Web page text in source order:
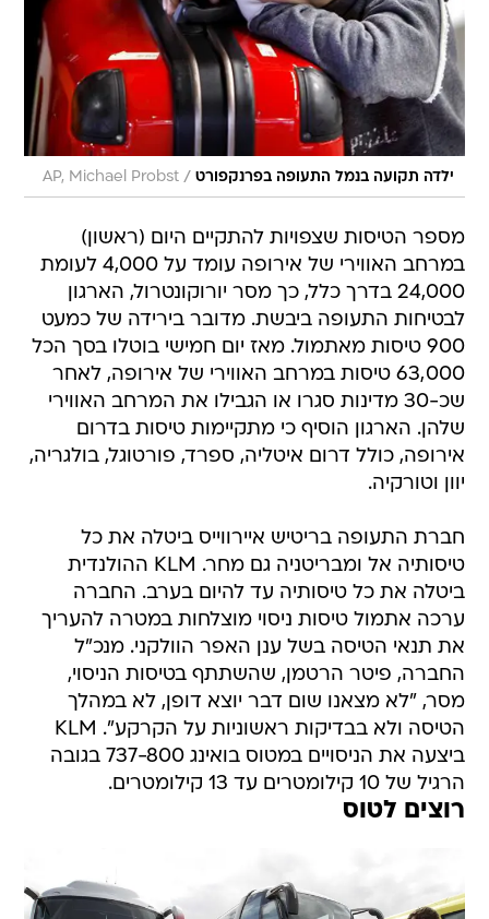
ילדה תקועה בנמל התעופה בפרנקפורט /
AP, Michael Probst
מספר הטיסות שצפויות להתקיים היום (ראשון)
במרחב האווירי של אירופה עומד על 4,000 לעומת
24,000 בדרך כלל, כך מסר יורוקונטרול, הארגון
לבטיחות התעופה ביבשת. מדובר בירידה של כמעט
900 טיסות מאתמול. מאז יום חמישי בוטלו בסך הכל
63,000 טיסות במרחב האווירי של אירופה, לאחר
שכ-30 מדינות סגרו או הגבילו את המרחב האווירי
שלהן. הארגון הוסיף כי מתקיימות טיסות בדרום
אירופה, כולל דרום איטליה, ספרד, פורטוגל, בולגריה,
יוון וטורקיה.
חברת התעופה בריטיש איירווייס ביטלה את כל
טיסותיה אל ומבריטניה גם מחר. KLM ההולנדית
ביטלה את כל טיסותיה עד להיום בערב. החברה
ערכה אתמול טיסות ניסוי מוצלחות במטרה להעריך
את תנאי הטיסה בשל ענן האפר הוולקני. מנכ"ל
החברה, פיטר הרטמן, שהשתתף בטיסות הניסוי,
מסר, "לא מצאנו שום דבר יוצא דופן, לא במהלך
הטיסה ולא בבדיקות ראשוניות על הקרקע". KLM
ביצעה את הניסויים במטוס בואינג 737-800 בגובה
הרגיל של 10 קילומטרים עד 13 קילומטרים.
רוצים לטוס